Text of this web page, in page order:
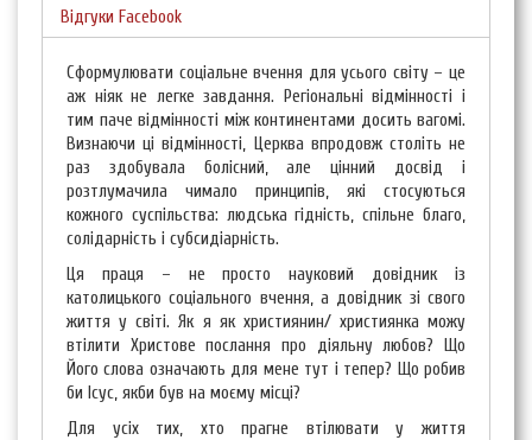
Відгуки Facebook
Сформулювати соціальне вчення для усього світу – це
аж ніяк не легке завдання. Регіональні відмінності і
тим паче відмінності між континентами досить вагомі.
Визнаючи ці відмінності, Церква впродовж століть не
раз здобувала болісний, але цінний досвід і
розтлумачила чимало принципів, які стосуються
кожного суспільства: людська гідність, спільне благо,
солідарність і субсидіарність.
Ця праця – не просто науковий довідник із
католицького соціального вчення, а довідник зі свого
життя у світі. Як я як християнин/ християнка можу
втілити Христове послання про діяльну любов? Що
Його слова означають для мене тут і тепер? Що робив
би Ісус, якби був на моєму місці?
Для усіх тих, хто прагне втілювати у життя